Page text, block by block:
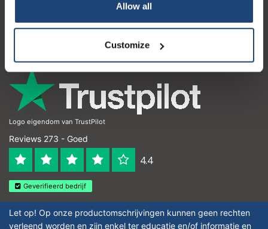
Allow all
Customize
Contactgegevens
Logo eigendom van TrustPilot
Reviews 273 - Goed
4.4
Geverifieerd bedrijf
Let op! Op onze productomschrijvingen kunnen geen rechten
verleend worden en zijn enkel ter educatie en/of informatie en